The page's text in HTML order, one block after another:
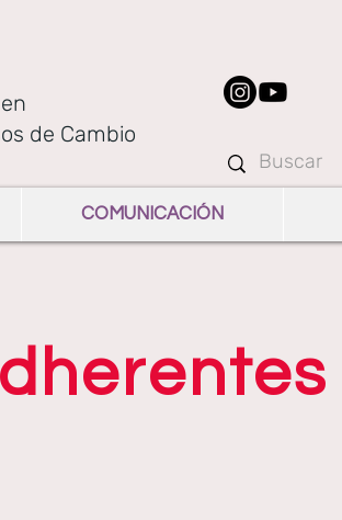
de Cambio
COMUNICACIÓN